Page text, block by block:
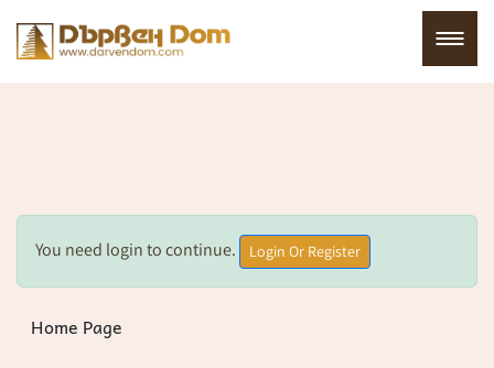
You need login to continue. Login Or Register
Home Page